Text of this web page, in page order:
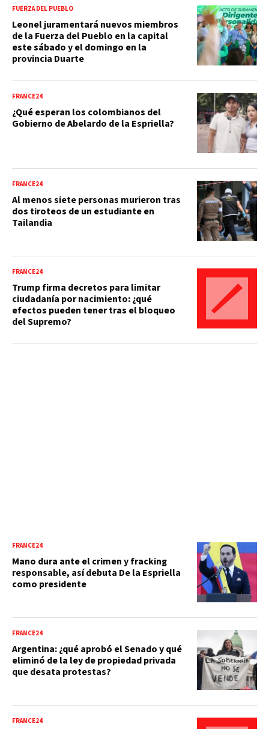
FUERZA DEL PUEBLO
Leonel juramentará nuevos miembros
de la Fuerza del Pueblo en la capital
este sábado y el domingo en la
provincia Duarte
FRANCE24
¿Qué esperan los colombianos del
Gobierno de Abelardo de la Espriella?
FRANCE24
Al menos siete personas murieron tras
dos tiroteos de un estudiante en
Tailandia
FRANCE24
Trump firma decretos para limitar
ciudadanía por nacimiento: ¿qué
efectos pueden tener tras el bloqueo
del Supremo?
FRANCE24
Mano dura ante el crimen y fracking
responsable, así debuta De la Espriella
como presidente
FRANCE24
Argentina: ¿qué aprobó el Senado y qué
eliminó de la ley de propiedad privada
que desata protestas?
FRANCE24